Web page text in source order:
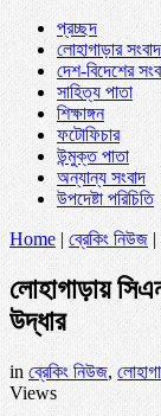
প্রচ্ছদ
লোহাগাড়ার সংবাদ
দেশ-বিদেশের
সাহিত্য পাতা
শিক্ষাঙ্গন
ফটোফিচার
উন্মুক্ত পাতা
অন্যান্য সংবাদ
উপদেষ্টা পরিচিতি
Home | ব্রেকিং নিউজ |
লোহাগাড়ায়
উদ্ধার
inব্রেকিং নিউজ,
Views